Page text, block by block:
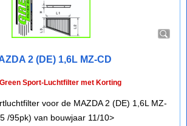
2 (DE) 1,6L MZ-CD
Green Sport-Luchtfilter met Korting
voor de MAZDA 2 (DE) 1,6L MZ-
/95pk) van bouwjaar 11/10>